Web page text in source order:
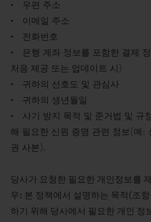
• 우편 주소
• 이메일 주소
• 전화번호
• 은행 계좌 정보를 포함한 결제
처음 제공 또는 업데이트 시)
• 귀하의 선호도 및 관심사
• 귀하의 생년월일
• 사기 방지 목적 및 준거법 및 규
해 필요한 신원 증명 관련 정보(예:
권 사본).
당사가 요청한 필요한 개인정보를
우: 본 정책에서 설명하는 목적(조
하기 위해 당사에서 필요한 개인 정